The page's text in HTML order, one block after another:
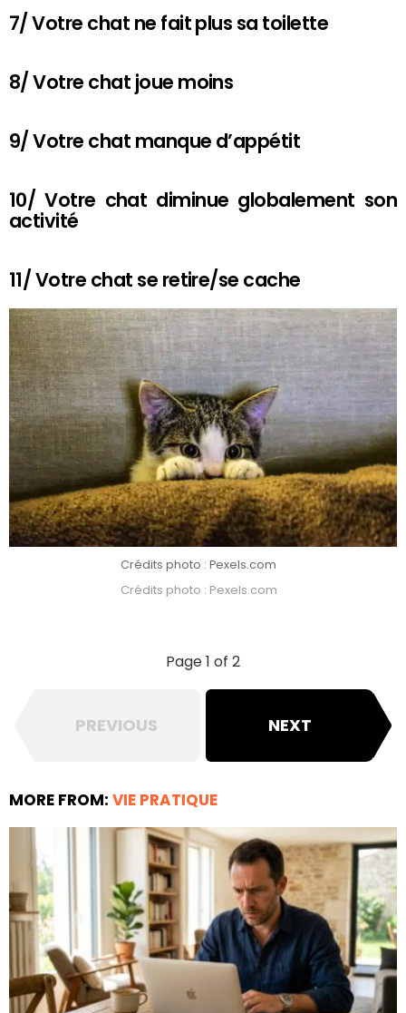
7/ Votre chat ne fait plus sa toilette
8/ Votre chat joue moins
9/ Votre chat manque d’appétit
10/ Votre chat diminue globalement son
activité
11/ Votre chat se retire/se cache
Crédits photo : Pexels.com
Crédits photo : Pexels.com
Page 1 of 2
PREVIOUS NEXT
MORE FROM: VIE PRATIQUE